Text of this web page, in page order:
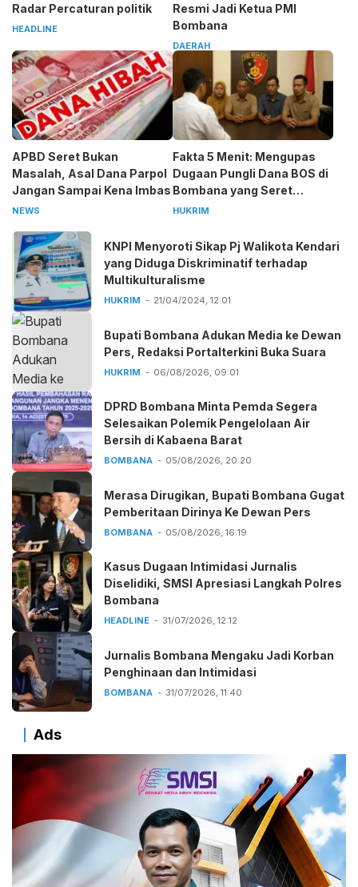
Radar Percaturan politik
HEADLINE
Resmi Jadi Ketua PMI
Bombana
DAERAH
APBD Seret Bukan
Masalah, Asal Dana Parpol
Jangan Sampai Kena Imbas
NEWS
Fakta 5 Menit: Mengupas
Dugaan Pungli Dana BOS di
Bombana yang Seret
Kepala Sekolah
HUKRIM
KNPI Menyoroti Sikap Pj Walikota Kendari
yang Diduga Diskriminatif terhadap
Multikulturalisme
HUKRIM 21/04/2024, 12:01
Bupati Bombana Adukan Media ke Dewan
Pers, Redaksi Portalterkini Buka Suara
HUKRIM 06/08/2026, 09:01
DPRD Bombana Minta Pemda Segera
Selesaikan Polemik Pengelolaan Air
Bersih di Kabaena Barat
BOMBANA 05/08/2026, 20:20
Merasa Dirugikan, Bupati Bombana Gugat
Pemberitaan Dirinya Ke Dewan Pers
BOMBANA 05/08/2026, 16:19
Kasus Dugaan Intimidasi Jurnalis
Diselidiki, SMSI Apresiasi Langkah Polres
Bombana
HEADLINE 31/07/2026, 12:12
Jurnalis Bombana Mengaku Jadi Korban
Penghinaan dan Intimidasi
BOMBANA 31/07/2026, 11:40
Ads